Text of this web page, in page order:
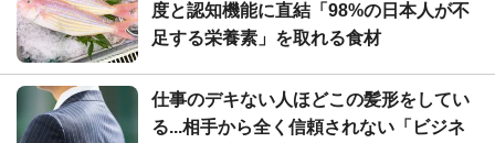
度と認知機能に直結「98%の日本人が不
足する栄養素」を取れる食材
仕事のデキない人ほどこの髪形をしてい
る...相手から全く信頼されない「ビジネ